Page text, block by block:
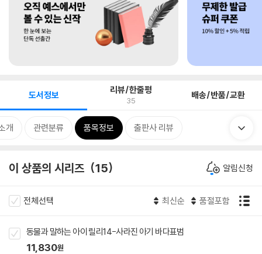
도서정보 리뷰/한줄평
35 배송/반품/교환
개 관련분류 품목정보 출판사 리뷰
이 상품의 시리즈 15 알림신청
전체선택 최신순 품절포함
동물과 말하는 아이 릴리14-사라진 아기 바다표범
11,830원